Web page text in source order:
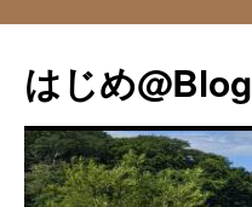
テ
ン
へ
ス
キ
はじめ@Blog